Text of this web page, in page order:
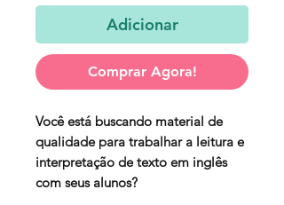
Adicionar
Comprar Agora!
Você está buscando material de
qualidade para trabalhar a leitura e
interpretação de texto em inglês
com seus alunos?